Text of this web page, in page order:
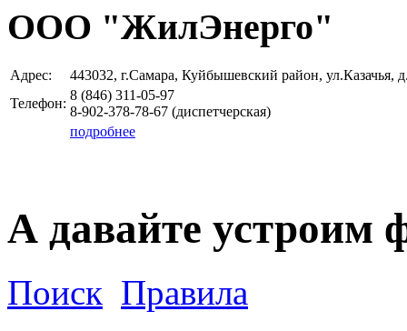
ООО "ЖилЭнерго"
Адрес:
443032, г.Самара, Куйбышевский район, ул.Казачья,
Телефон:
8 (846) 311-05-97
8-902-378-78-67 (диспетчерская)
подробнее
А давайте устроим
Поиск Правила